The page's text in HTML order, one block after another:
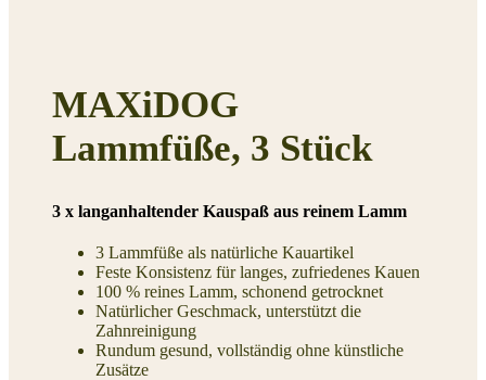
MAXiDOG
Lammfüße, 3 Stück
3 x langanhaltender Kauspaß aus reinem Lamm
3 Lammfüße als natürliche Kauartikel
Feste Konsistenz für langes, zufriedenes Kauen
100 % reines Lamm, schonend getrocknet
Natürlicher Geschmack, unterstützt die
Zahnreinigung
Rundum gesund, vollständig ohne künstliche
Zusätze